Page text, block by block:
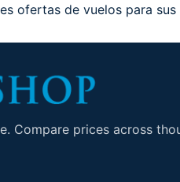
ofertas de vuelos para sus
Compare prices across